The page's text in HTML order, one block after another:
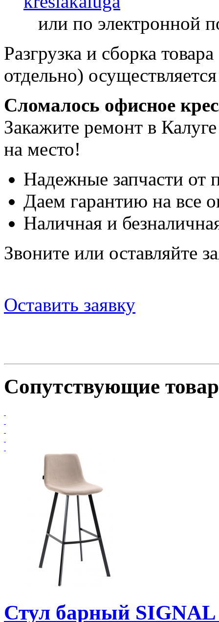
или по электронной
Разгрузка и сборка
отдельно)
Сломалось офисное
Закажите ремонт в
на место!
Надежные запчасти от
Даем гарантию на все
Наличная и
Звоните или оставляйте
Оставить заявку
Сопутствующие
Стул барный SIGNAL